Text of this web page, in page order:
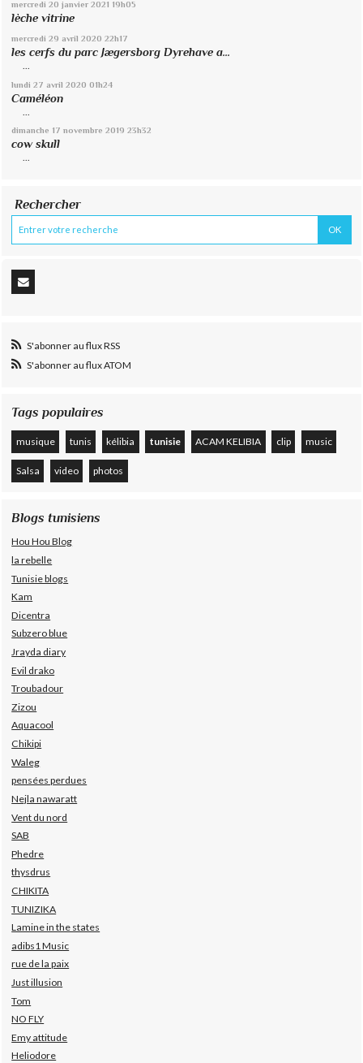
mercredi 20 janvier 2021 19h05
lèche vitrine
mercredi 29 avril 2020 22h17
les cerfs du parc Jægersborg Dyrehave a...
lundi 27 avril 2020 01h24
Caméléon
dimanche 17 novembre 2019 23h32
cow skull
...
Rechercher
S'abonner au flux RSS
S'abonner au flux ATOM
Tags populaires
musique tunis kélibia tunisie ACAM KELIBIA clip music
Salsa video photos
Blogs tunisiens
Hou Hou Blog
la rebelle
Tunisie blogs
Kam
Dicentra
Subzero blue
Jrayda diary
Evil drako
Troubadour
Zizou
Aquacool
Chikipi
Waleg
pensées perdues
Nejla nawaratt
Vent du nord
SAB
Phedre
thysdrus
CHIKITA
TUNIZIKA
Lamine in the states
adibs1 Music
rue de la paix
Just illusion
Tom
NO FLY
Emy attitude
Heliodore